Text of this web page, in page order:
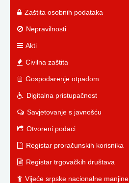
Zaštita osobnih podataka
Nepravilnosti
Akti
Civilna zaštita
Gospodarenje otpadom
Digitalna pristupačnost
Savjetovanje s javnošću
Otvoreni podaci
Registar proračunskih korisnika
Registar trgovačkih društava
Vijeće srpske nacionalne manjine